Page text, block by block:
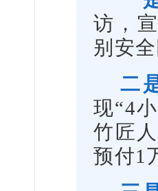
访，
别安
二
现“4
竹匠
预付1